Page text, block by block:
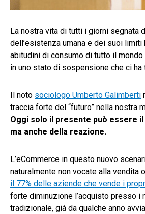
La nostra vita di tutti i giorni segnata
dell’esistenza umana e dei suoi
abitudini di consumo di tutto il
in uno stato di sospensione che ci
Il noto sociologo Umberto Galimberti
traccia forte del “futuro” nella nostra
Oggi solo il presente può essere
ma anche della reazione.
L’eCommerce in questo nuovo
naturalmente non vocate alla vendita
il 77% delle aziende che vende i
forte diminuzione l’acquisto presso i
tradizionale, già da qualche anno